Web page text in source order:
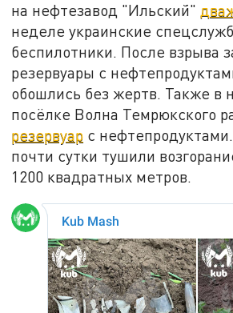
на нефтезавод "Ильский"
неделе украинские
беспилотники. После взрыва
резервуары с
обошлись без жертв. Также в
посёлке Волна Темрюкского
резервуар с
почти сутки тушили
1200 квадратных метров.